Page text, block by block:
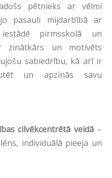
pētnieks ar vēlmi
pasauli mijdarbībā ar
pirmsskolā un
zinātkārs un motivēts
sabiedrību, kā arī ir
un apzinās savu
cilvēkcentrētā veidā –
individuālā pieeja un